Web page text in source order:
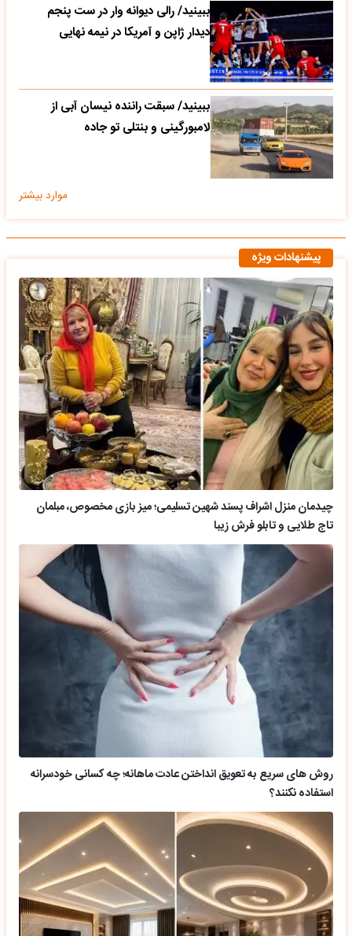
ببینید/ رالی دیوانه وار در ست پنجم
دیدار ژاپن و آمریکا در نیمه نهایی
ببینید/ سبقت راننده نیسان آبی از
لامبورگینی و بنتلی تو جاده
موارد بیشتر
پیشنهادات ویژه
چیدمان منزل اشراف پسند شهین تسلیمی؛ میز بازی مخصوص، مبلمان
تاج طلایی و تابلو فرش زیبا
روش های سریع به تعویق انداختن عادت ماهانه؛ چه کسانی خودسرانه
استفاده نکنند؟